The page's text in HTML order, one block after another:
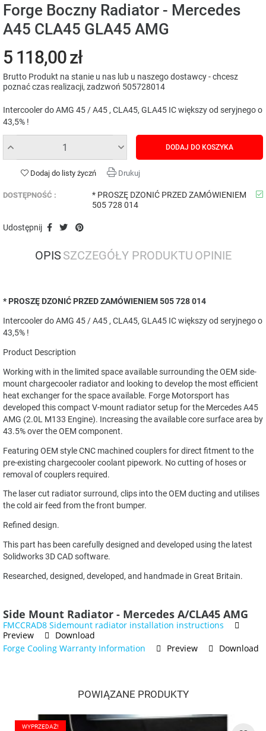
Forge Boczny Radiator - Mercedes
A45 CLA45 GLA45 AMG
5 118,00 zł
Brutto Produkt na stanie u nas lub u naszego dostawcy - chcesz
poznać czas realizacji, zadzwoń 505728014
Intercooler do AMG 45 / A45 , CLA45, GLA45 IC większy od seryjnego o
43,5% !
DODAJ DO KOSZYKA
Dodaj do listy życzń Drukuj
DOSTĘPNOŚĆ :
* PROSZĘ DZONIĆ PRZED ZAMÓWIENIEM
505 728 014
Udostępnij
OPIS SZCZEGÓŁY PRODUKTU OPINIE
* PROSZĘ DZONIĆ PRZED ZAMÓWIENIEM 505 728 014
Intercooler do AMG 45 / A45 , CLA45, GLA45 IC większy od seryjnego o
43,5% !
Product Description
Working with in the limited space available surrounding the OEM side-
mount chargecooler radiator and looking to develop the most efficient
heat exchanger for the space available. Forge Motorsport has
developed this compact V-mount radiator setup for the Mercedes A45
AMG (2.0L M133 Engine). Increasing the available core surface area by
43.5% over the OEM component.
Featuring OEM style CNC machined couplers for direct fitment to the
pre-existing chargecooler coolant pipework. No cutting of hoses or
removal of couplers required.
The laser cut radiator surround, clips into the OEM ducting and utilises
the cold air feed from the front bumper.
Refined design.
This part has been carefully designed and developed using the latest
Solidworks 3D CAD software.
Researched, designed, developed, and handmade in Great Britain.
Side Mount Radiator - Mercedes A/CLA45 AMG
FMCCRAD8 Sidemount radiator installation instructions
Preview
Download
Forge Cooling Warranty Information
Preview Download
POWIĄZANE PRODUKTY
WYPRZEDAŻ!